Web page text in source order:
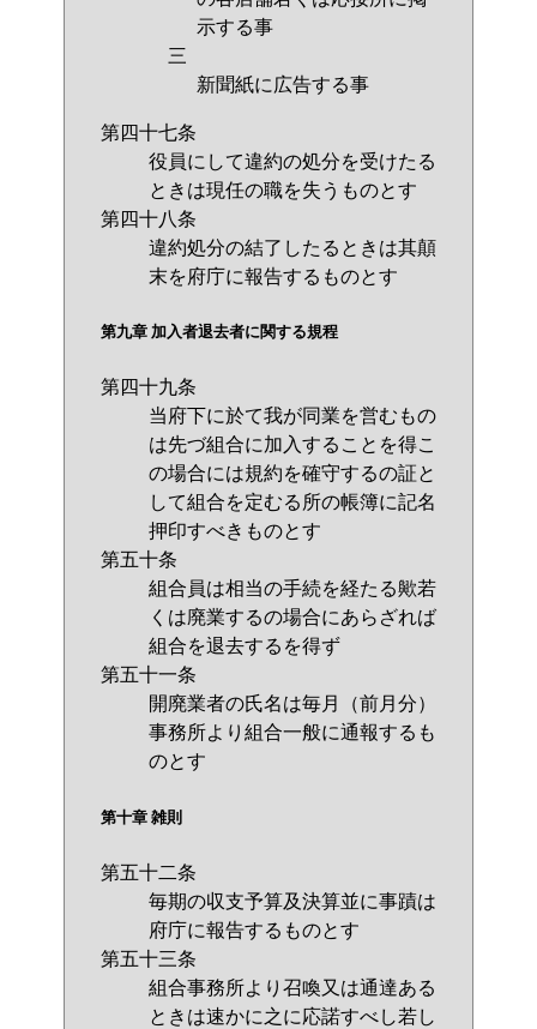
示する事
三
新聞紙に広告する事
第四十七条
役員にして違約の処分を受けたる
ときは現任の職を失うものとす
第四十八条
違約処分の結了したるときは其顛
末を府庁に報告するものとす
第九章 加入者退去者に関する規程
第四十九条
当府下に於て我が同業を営むもの
は先づ組合に加入することを得こ
の場合には規約を確守するの証と
して組合を定むる所の帳簿に記名
押印すべきものとす
第五十条
組合員は相当の手続を経たる歟若
くは廃業するの場合にあらざれば
組合を退去するを得ず
第五十一条
開廃業者の氏名は毎月（前月分）
事務所より組合一般に通報するも
のとす
第十章 雑則
第五十二条
毎期の収支予算及決算並に事蹟は
府庁に報告するものとす
第五十三条
組合事務所より召喚又は通達ある
ときは速かに之に応諾すべし若し